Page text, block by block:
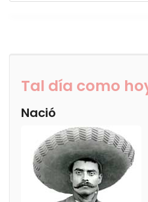
Tal día como
Nació